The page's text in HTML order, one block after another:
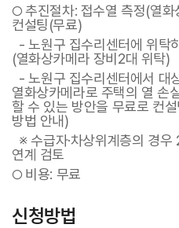
○추진절차: 접수열 측정(열
컨설팅(무료)
-노원구 집수리센터에 위탁
(열화상카메라 장비2대 위탁)
-노원구 집수리센터에서 대
열화상카메라로 주택의 열 손
할 수 있는 방안을 무료로 컨
방법 안내)
※ 수급자·차상위계층의 경
연계 검토
○ 비용: 무료
신청방법